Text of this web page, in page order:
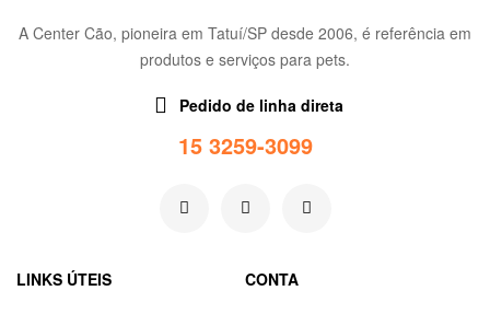
A Center Cão, pioneira em Tatuí/SP desde 2006, é referência em
produtos e serviços para pets.
Pedido de linha direta
15 3259-3099
LINKS ÚTEIS CONTA